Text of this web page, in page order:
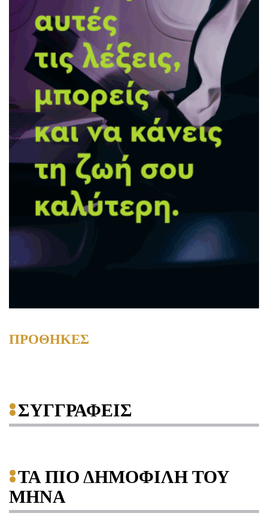
ΠΡΟΘΗΚΕΣ
ΣΥΓΓΡΑΦΕΙΣ
ΤΑ ΠΙΟ ΔΗΜΟΦΙΛΗ ΤΟΥ
ΜΗΝΑ